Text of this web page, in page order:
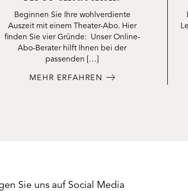
Beginnen Sie Ihre wohlverdiente
Auszeit mit einem Theater-Abo. Hier
finden Sie vier Gründe: Unser Online-
Abo-Berater hilft Ihnen bei der
passenden […]
MEHR ERFAHREN
Sie uns auf Social Media